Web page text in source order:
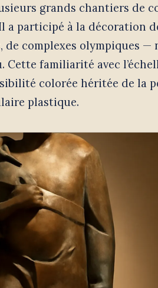
grands chantiers de
a participé à la décoration
de complexes olympiques —
Cette familiarité avec
colorée héritée de la
plastique.